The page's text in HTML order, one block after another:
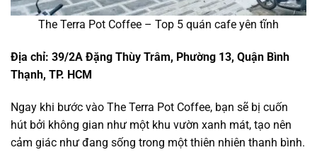
The Terra Pot Coffee – Top 5 quán cafe yên tĩnh
Địa chỉ: 39/2A Đặng Thùy Trâm, Phường 13, Quận Bình
Thạnh, TP. HCM
Ngay khi bước vào The Terra Pot Coffee, bạn sẽ bị cuốn
hút bởi không gian như một khu vườn xanh mát, tạo nên
cảm giác như đang sống trong một thiên nhiên thanh bình.